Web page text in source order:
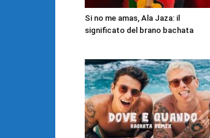
Si no me amas, Ala Jaza: il
significato del brano bachata